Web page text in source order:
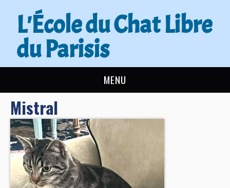
L'École du Chat Libre
du Parisis
MENU
L’ÉCOLE DU CHAT
ACTUALITÉS
ADOPTER
NOUS AIDER
Mistral